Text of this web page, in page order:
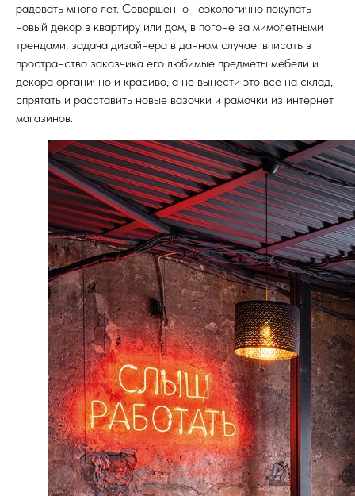
радовать много лет. Совершенно неэкологично покупать
новый декор в квартиру или дом, в погоне за мимолетными
трендами, задача дизайнера в данном случае: вписать в
пространство заказчика его любимые предметы мебели и
декора органично и красиво, а не вынести это все на склад,
спрятать и расставить новые вазочки и рамочки из интернет
магазинов.